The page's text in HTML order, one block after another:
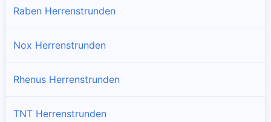
Raben Herrenstrunden
Nox Herrenstrunden
Rhenus Herrenstrunden
TNT Herrenstrunden